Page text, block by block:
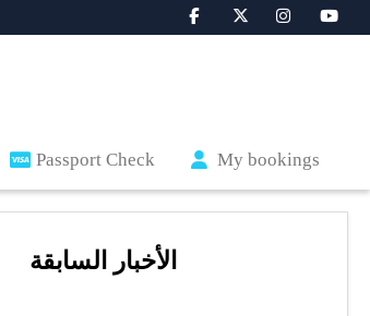
Passport Check My bookings
الأخبار السابقة